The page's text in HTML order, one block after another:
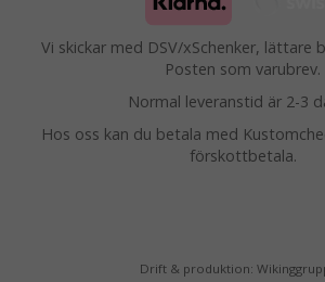
Vi skickar med DSV/xSchenker, lättare
Posten som varubrev.
Normal leveranstid är 2-3
Hos oss kan du betala med
förskottbetala.
Drift & produktion: